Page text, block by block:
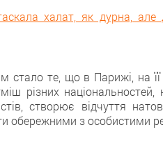
халат, як дурна, але
те, що в Парижі, на її
різних
створює відчуття
обережними з осoбистими